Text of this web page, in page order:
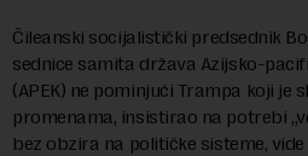
Čileanski socijalistički predsednik
sednice samita država Azijsko-
(APEK) ne pominjući Trampa koji je
promenama, insistirao na potrebi
bez obzira na političke sisteme,